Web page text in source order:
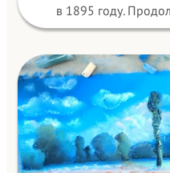
в 1895 году.